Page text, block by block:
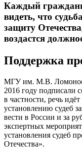
Каждый
видеть, что
защиту
воздастся
Поддержка
МГУ им. М.В.
2016 году подписали
в частности, речь
установлению судеб
вести в России и за
экспертных
установления судеб
Отечества».